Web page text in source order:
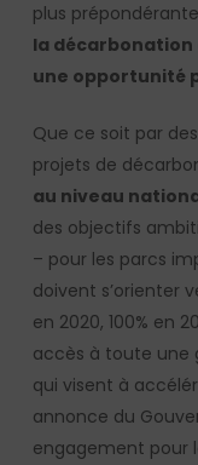
plus
la décarbonation
une opportunité
Que ce soit par
projets de
au niveau
des objectifs
– pour les parcs
doivent s’orienter
en 2020, 100% en
accès à toute une
qui visent à
annonce du
engagement pour